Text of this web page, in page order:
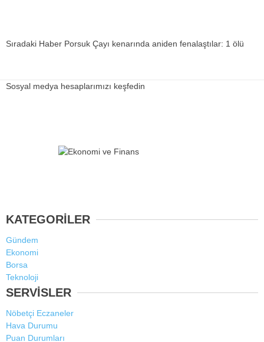
Sıradaki Haber Porsuk Çayı kenarında aniden fenalaştılar: 1 ölü
Sosyal medya hesaplarımızı keşfedin
KATEGORİLER
Gündem
Ekonomi
Borsa
Teknoloji
SERVİSLER
Nöbetçi Eczaneler
Hava Durumu
Puan Durumları